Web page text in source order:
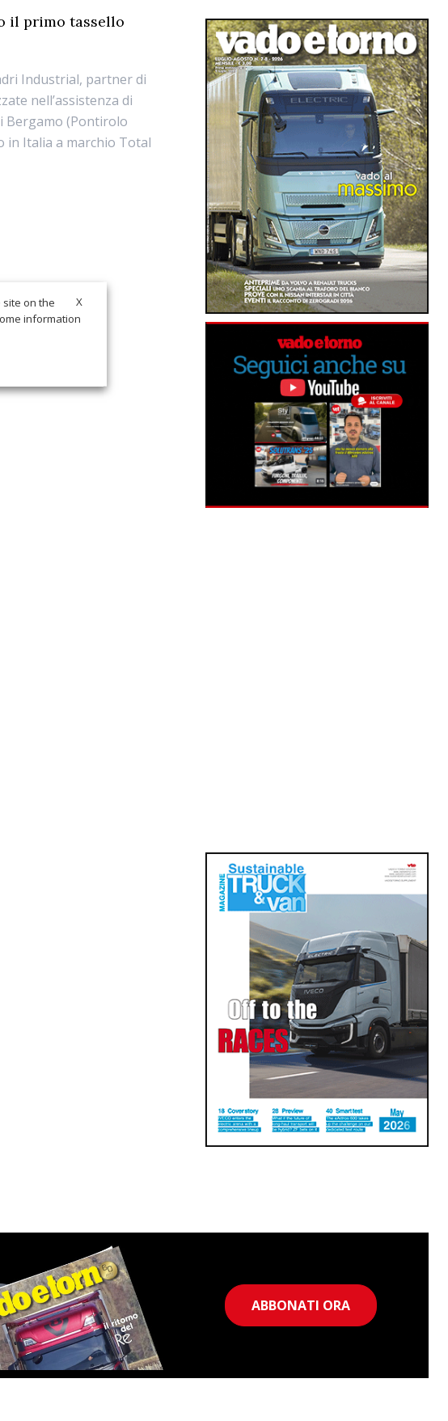
il primo tassello
Industrial, partner di
nell’assistenza di
Bergamo (Pontirolo
in Italia a marchio Total
ABBONATI ORA
X
site on the
information